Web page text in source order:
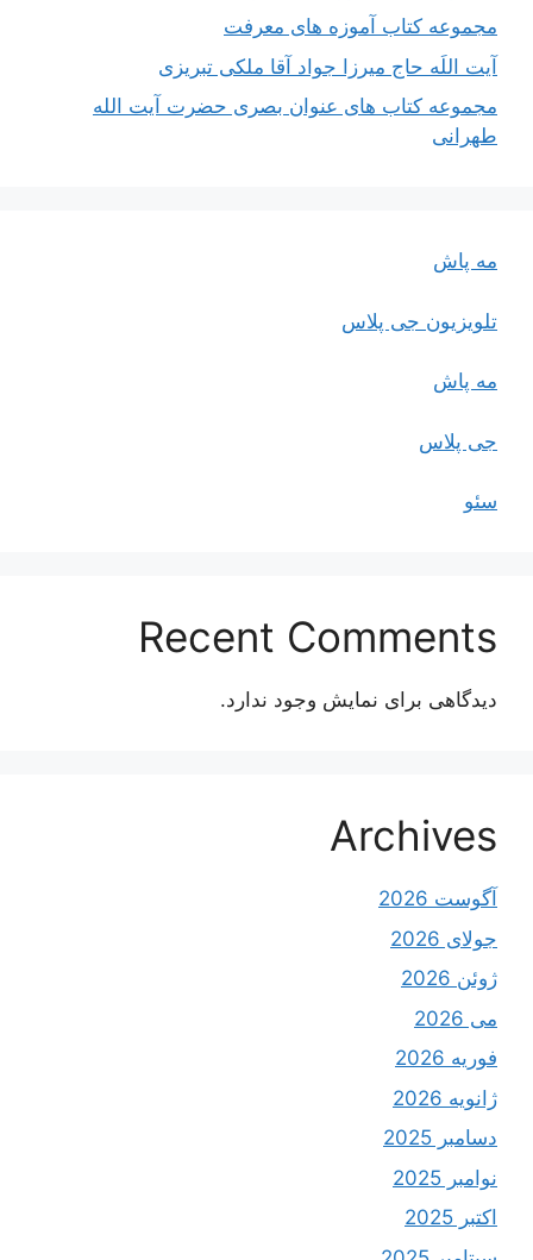
مجموعه کتاب آموزه های معرفت
آیت اللَه حاج میرزا جواد آقا ملکی تبریزی
مجموعه کتاب های عنوان بصری حضرت آیت الله
طهرانی
مه پاش
تلویزیون جی پلاس
مه پاش
جی پلاس
سئو
Recent Comments
دیدگاهی برای نمایش وجود ندارد.
Archives
آگوست 2026
جولای 2026
ژوئن 2026
می 2026
فوریه 2026
ژانویه 2026
دسامبر 2025
نوامبر 2025
اکتبر 2025